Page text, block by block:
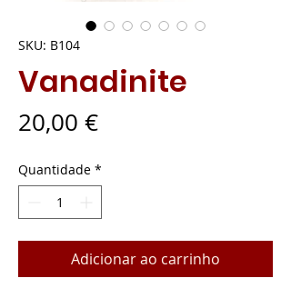
SKU: B104
Vanadinite
20,00 €Preço
Quantidade *
Adicionar ao carrinho